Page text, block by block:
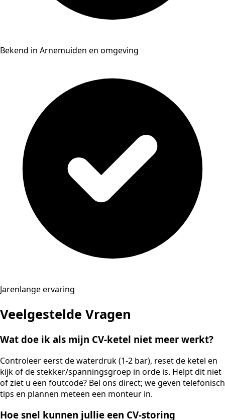
Bekend in Arnemuiden en omgeving
Jarenlange ervaring
Veelgestelde Vragen
Wat doe ik als mijn CV-ketel niet meer werkt?
Controleer eerst de waterdruk (1-2 bar), reset de ketel en
kijk of de stekker/spanningsgroep in orde is. Helpt dit niet
of ziet u een foutcode? Bel ons direct; we geven telefonisch
tips en plannen meteen een monteur in.
Hoe snel kunnen jullie een CV-storing